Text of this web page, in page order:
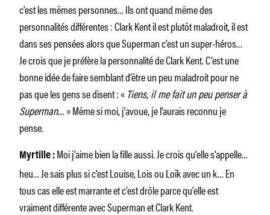
c’est les mêmes personnes… Ils ont quand même des
personnalités différentes : Clark Kent il est plutôt maladroit, il est
dans ses pensées alors que Superman c’est un super-héros…
Je crois que je préfère la personnalité de Clark Kent. C’est une
bonne idée de faire semblant d’être un peu maladroit pour ne
pas que les gens se disent : « Tiens, il me fait un peu penser à
Superman…» Même si moi, j’avoue, je l’aurais reconnu je
pense.
Myrtille : Moi j’aime bien la fille aussi. Je crois qu’elle s’appelle…
heu… Je sais plus si c’est Louise, Lois ou Loïk avec un k… En
tous cas elle est marrante et c’est drôle parce qu’elle est
vraiment différente avec Superman et Clark Kent.